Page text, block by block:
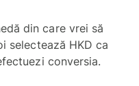
din care vrei să
selectează HKD ca
conversia.